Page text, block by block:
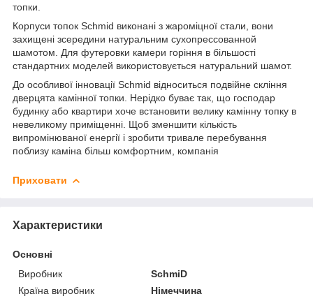
топки.
Корпуси топок Schmid виконані з жароміцної стали, вони
захищені зсередини натуральним сухопрессованной
шамотом. Для футеровки камери горіння в більшості
стандартних моделей використовується натуральний шамот.
До особливої інновації Schmid відноситься подвійне скління
дверцята камінної топки. Нерідко буває так, що господар
будинку або квартири хоче встановити велику камінну топку в
невеликому приміщенні. Щоб зменшити кількість
випромінюваної енергії і зробити тривале перебування
поблизу каміна більш комфортним, компанія
Приховати
Характеристики
Основні
Виробник
SchmiD
Країна виробник
Німеччина